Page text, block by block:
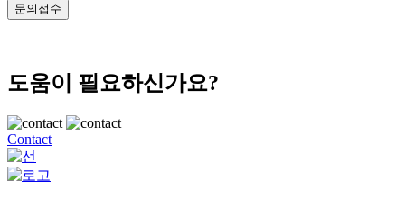
문의접수
도움이 필요하신가요?
Contact